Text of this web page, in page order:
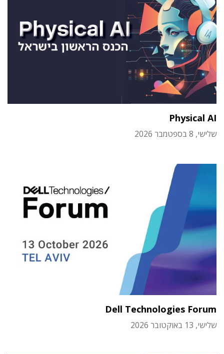
Physical AI
שלישי, 8 בספטמבר 2026
Dell Technologies Forum
שלישי, 13 באוקטובר 2026